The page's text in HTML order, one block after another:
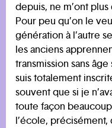
depuis, ne m’ont
Pour peu qu’on le
génération à l’autre
les anciens
transmission sans
suis totalement
souvent que si je
toute façon
l’école, précisément,